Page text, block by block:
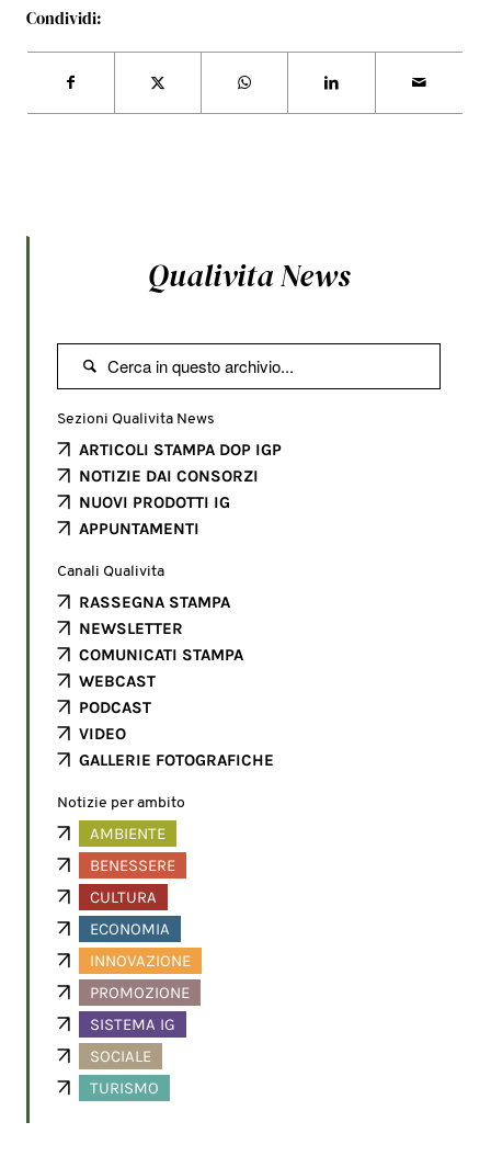
Condividi:
Qualivita News

Sezioni Qualivita News
ARTICOLI STAMPA DOP IGP
NOTIZIE DAI CONSORZI
NUOVI PRODOTTI IG
APPUNTAMENTI
Canali Qualivita
RASSEGNA STAMPA
NEWSLETTER
COMUNICATI STAMPA
WEBCAST
PODCAST
VIDEO
GALLERIE FOTOGRAFICHE
Notizie per ambito
AMBIENTE
BENESSERE
CULTURA
ECONOMIA
INNOVAZIONE
PROMOZIONE
SISTEMA IG
SOCIALE
TURISMO